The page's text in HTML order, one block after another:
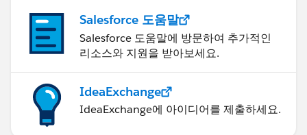
Salesforce 도움말
Salesforce 도움말에 방문하여 추가적인
리소스와 지원을 받아보세요.
IdeaExchange
IdeaExchange에 아이디어를 제출하세요.